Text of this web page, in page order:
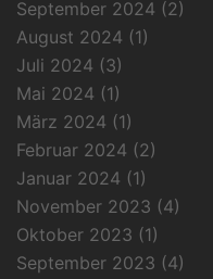
September 2024 (2)
August 2024 (1)
Juli 2024 (3)
Mai 2024 (1)
März 2024 (1)
Februar 2024 (2)
Januar 2024 (1)
November 2023 (4)
Oktober 2023 (1)
September 2023 (4)